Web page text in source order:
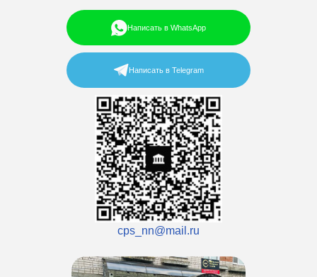
Написать в WhatsApp
Написать в Telegram
cps_nn@mail.ru